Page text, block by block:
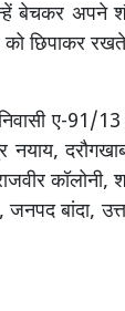
उन्हें बेचकर
को छिपाकर
ए-91/
नयाय,
कॉलोनी,
जनपद बांदा,